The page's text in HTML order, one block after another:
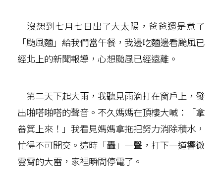
沒想到七月七日出了大太陽，爸爸還是煮了
「颱風麵」給我們當午餐，我邊吃麵邊看颱風已
經北上的新聞報導，心想颱風已經遠離。
第二天下起大雨，我聽見雨滴打在窗戶上，發
出啪嗒啪嗒的聲音。不久媽媽在頂樓大喊：「拿
畚箕上來！」我看見媽媽拿拖把努力消除積水，
忙得不可開交。這時「轟」一聲，打下一道響徹
雲霄的大雷，家裡瞬間停電了。